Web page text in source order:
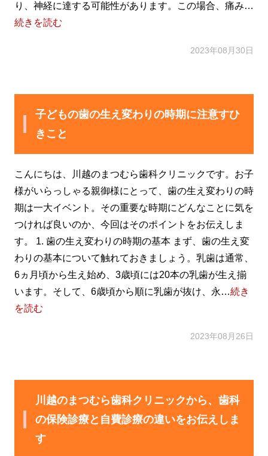
り、神経に達する可能性があります。この場合、痛み…
続きを読む
2023年08月30日
子どもの歯の生え変わりの時期に注意すひ
きこと
こんにちは、川越のまつむら歯科クリニックです。お子
様がいらっしゃる親御様にとって、歯の生え変わりの時
期は一大イベント。その重要な時期にどんなことに気を
つければ良いのか、今回はそのポイントをお伝えしま
す。 1. 歯の生え変わりの時期の基本 まず、歯の生え変
わりの基本について触れておきましょう。乳歯は通常、
6ヵ月頃から生え始め、3歳頃には20本の乳歯が生え揃
います。そして、6歳頃から順に乳歯が抜け、永…続き
を読む
2023年08月26日
川越のまつむら歯科クリニックから、歯科
の保険診療と自費診療の違いをお伝えしま
す